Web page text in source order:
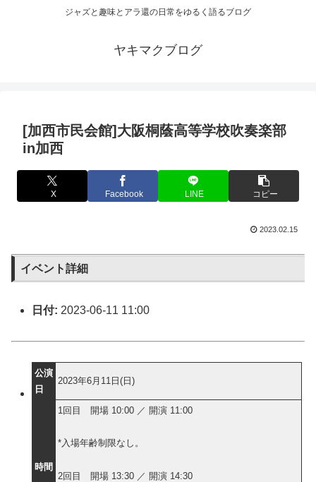
ジャズと趣味とアラ還の日常をゆるく語るブログ
ヤキマクブログ
[加西市民会館]大阪桐蔭高等学校吹奏楽部
in加西
X Facebook LINE コピー
2023.02.15
イベント詳細
日付: 2023-06-11 11:00
公演
日
2023年6月11日(日)
時間
1回目 開場 10:00 ／ 開演 11:00
*入場年齢制限なし。
2回目 開場 13:30 ／ 開演 14:30